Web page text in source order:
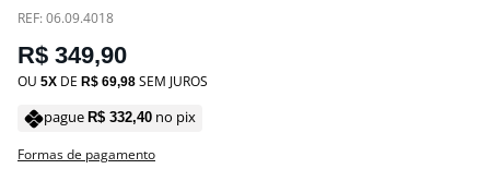
: 06.09.4018
R$ 349,90
OU 5 DE R$ 69,98 SEM JUROS
pague R$ 332,40 no pix
Formas de pagamento